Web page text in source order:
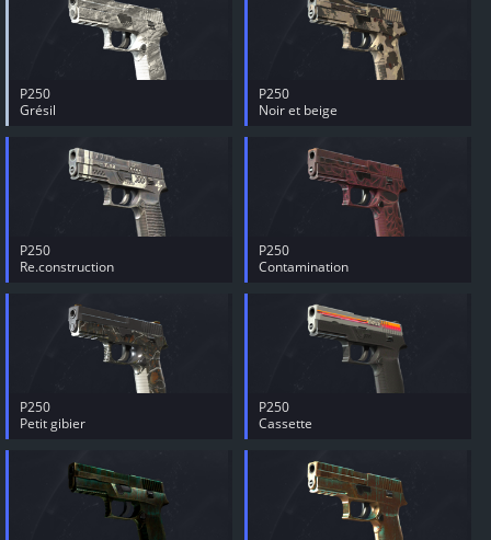
P250
Grésil
P250
Noir et beige
P250
Re.construction
P250
Contamination
P250
Petit gibier
P250
Cassette